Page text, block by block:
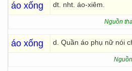
áo xống dt. nht. áo-xiêm.
Nguồn
áo xống d. Quần áo phụ nữ nói